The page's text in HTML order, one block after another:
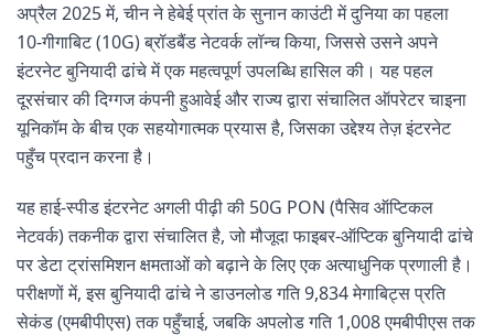
अप्रैल 2025 में, चीन ने हेबेई प्रांत के सुनान काउंटी में दुनिया का पहला
10-गीगाबिट (10G) ब्रॉडबैंड नेटवर्क लॉन्च किया, जिससे उसने अपने
इंटरनेट बुनियादी ढांचे में एक महत्वपूर्ण उपलब्धि हासिल की। यह पहल
दूरसंचार की दिग्गज कंपनी हुआवेई और राज्य द्वारा संचालित ऑपरेटर चाइना
यूनिकॉम के बीच एक सहयोगात्मक प्रयास है, जिसका उद्देश्य तेज़ इंटरनेट
पहुँच प्रदान करना है।
यह हाई-स्पीड इंटरनेट अगली पीढ़ी की 50G PON (पैसिव ऑप्टिकल
नेटवर्क) तकनीक द्वारा संचालित है, जो मौजूदा फाइबर-ऑप्टिक बुनियादी ढांचे
पर डेटा ट्रांसमिशन क्षमताओं को बढ़ाने के लिए एक अत्याधुनिक प्रणाली है।
परीक्षणों में, इस बुनियादी ढांचे ने डाउनलोड गति 9,834 मेगाबिट्स प्रति
सेकंड (एमबीपीएस) तक पहुँचाई, जबकि अपलोड गति 1,008 एमबीपीएस तक